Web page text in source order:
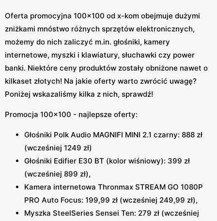
Oferta promocyjna 100x100 od x-kom obejmuje dużymi
zniżkami mnóstwo różnych sprzętów elektronicznych,
możemy do nich zaliczyć m.in. głośniki, kamery
internetowe, myszki i klawiatury, słuchawki czy power
banki. Niektóre ceny produktów zostały obniżone nawet o
kilkaset złotych! Na jakie oferty warto zwrócić uwagę?
Poniżej wskazaliśmy kilka z nich, sprawdź!
Promocja 100x100 - najlepsze oferty:
Głośniki Polk Audio MAGNIFI MINI 2.1 czarny: 888 zł
(wcześniej 1249 zł)
Głośniki Edifier E30 BT (kolor wiśniowy): 399 zł
(wcześniej 899 zł),
Kamera internetowa Thronmax STREAM GO 1080P
PRO Auto Focus: 199,99 zł (wcześniej 249,99 zł),
Myszka SteelSeries Sensei Ten: 279 zł (wcześniej